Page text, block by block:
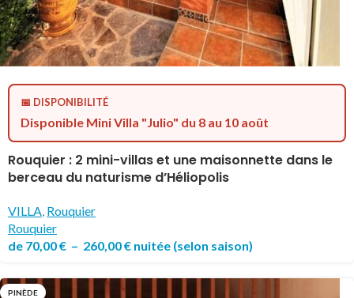
📅 DISPONIBILITÉ
Disponible Mini Villa "Julio" du 8 au 10 août
Rouquier : 2 mini-villas et une maisonnette dans le
berceau du naturisme d’Héliopolis
VILLA, Rouquier
Rouquier
de 70,00€ – 260,00€ nuitée (selon saison)
PINÈDE